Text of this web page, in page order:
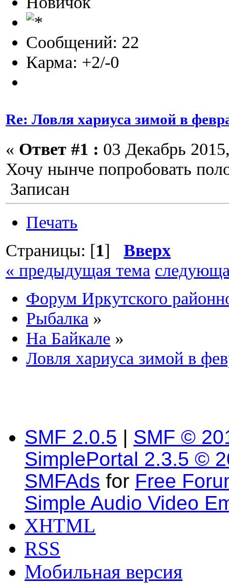
Сообщений: 22
Карма: +2/-0
Re: Ловля хариуса зимой в
« Ответ #1 : 03 Декабрь
Хочу нынче попробовать
Записан
Печать
Страницы: [1] Вверх
« предыдущая тема
Форум Иркутского
Рыбалка »
На Байкале »
Ловля хариуса зимой в
SMF 2.0.5 | SMF ©
SimplePortal 2.3.5 ©
SMFAds for Free
Simple Audio Video
XHTML
RSS
Мобильная версия